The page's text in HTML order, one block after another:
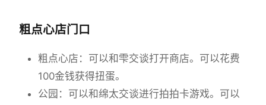
粗点心店门口
粗点心店：可以和雫交谈打开商店。可以花费
100金钱获得扭蛋。
公园：可以和绵太交谈进行拍拍卡游戏。可以